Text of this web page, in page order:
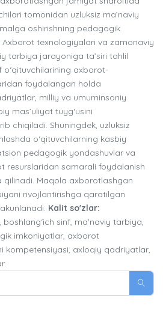
tomonidan uzluksiz ma’naviy
oshirishning pedagogik
Axborot texnologiyalari va zamonaviy
tarbiya jarayoniga ta’siri tahlil
o‘qituvchilarining axborot-
foydalangan holda
milliy va umuminsoniy
mas’uliyat tuyg‘usini
chiqiladi. Shuningdek, uzluksiz
o‘qituvchilarning kasbiy
pedagogik yondashuvlar va
resurslaridan samarali foydalanish
Maqola axborotlashgan
rivojlantirishga qaratilgan
Kalit so'zlar:
sinf, ma’naviy tarbiya,
imkoniyatlar, axborot
kompetensiyasi, axloqiy qadriyatlar,